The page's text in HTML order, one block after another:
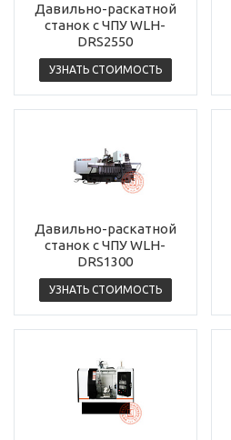
Давильно-раскатной
станок с ЧПУ WLH-
DRS2550
УЗНАТЬ СТОИМОСТЬ
Давильно-раскатной
станок с ЧПУ WLH-
DRS1300
УЗНАТЬ СТОИМОСТЬ